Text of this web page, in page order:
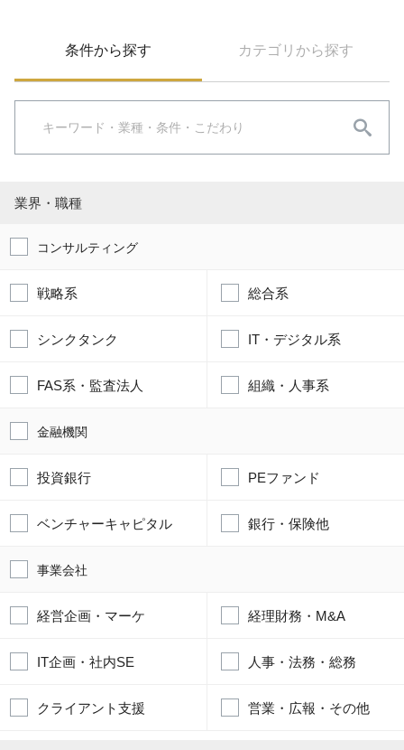
条件から探す カテゴリから探す
業界・職種
コンサルティング
戦略系 総合系
シンクタンク IT・デジタル系
FAS系・監査法人 組織・人事系
金融機関
投資銀行 PEファンド
ベンチャーキャピタル 銀行・保険他
事業会社
経営企画・マーケ 経理財務・M&A
IT企画・社内SE 人事・法務・総務
クライアント支援 営業・広報・その他